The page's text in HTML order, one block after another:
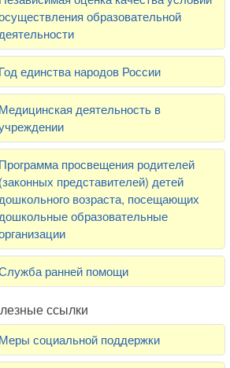
образовательной
единства народов России
деятельность в
просвещения родителей
представителей) детей
возраста, посещающих
образовательные
ранней помощи
ссылки
социальной поддержки